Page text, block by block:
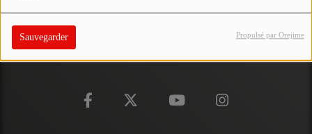
Sauvegarder Propulsé par Orejime
JEUX CONCOURS
VENEZ DANS LE PUBLIC !